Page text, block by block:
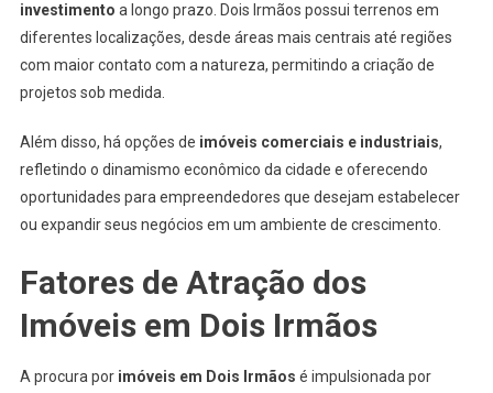
investimento a longo prazo. Dois Irmãos possui terrenos em
diferentes localizações, desde áreas mais centrais até regiões
com maior contato com a natureza, permitindo a criação de
projetos sob medida.
Além disso, há opções de imóveis comerciais e industriais,
refletindo o dinamismo econômico da cidade e oferecendo
oportunidades para empreendedores que desejam estabelecer
ou expandir seus negócios em um ambiente de crescimento.
Fatores de Atração dos
Imóveis em Dois Irmãos
A procura por imóveis em Dois Irmãos é impulsionada por